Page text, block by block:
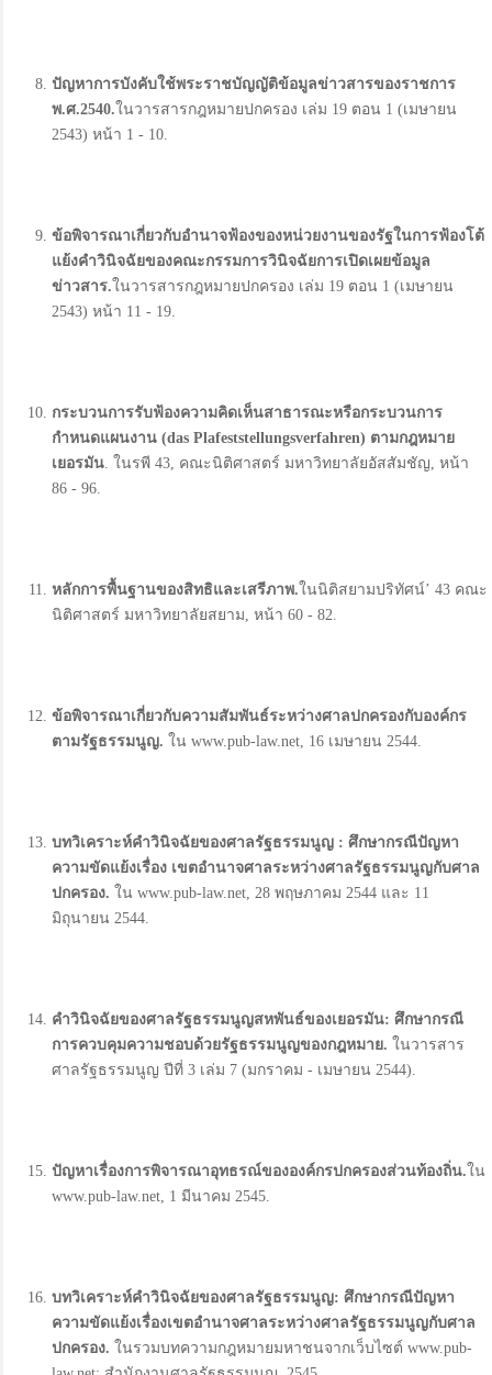
ปัญหาการบังคับใช้พระราชบัญญัติข้อมูลข่าวสารของราชการ
พ.ศ.2540.ในวารสารกฎหมายปกครอง เล่ม 19 ตอน 1 (เมษายน
2543) หน้า 1 - 10.
ข้อพิจารณาเกี่ยวกับอำนาจฟ้องของหน่วยงานของรัฐในการฟ้องโต้
แย้งคำวินิจฉัยของคณะกรรมการวินิจฉัยการเปิดเผยข้อมูล
ข่าวสาร.ในวารสารกฎหมายปกครอง เล่ม 19 ตอน 1 (เมษายน
2543) หน้า 11 - 19.
กระบวนการรับฟ้องความคิดเห็นสาธารณะหรือกระบวนการ
กำหนดแผนงาน (das Plafeststellungsverfahren) ตามกฎหมาย
เยอรมัน. ในรพี 43, คณะนิติศาสตร์ มหาวิทยาลัยอัสสัมชัญ, หน้า
86 - 96.
หลักการพื้นฐานของสิทธิและเสรีภาพ.ในนิติสยามปริทัศน์’ 43 คณะ
นิติศาสตร์ มหาวิทยาลัยสยาม, หน้า 60 - 82.
ข้อพิจารณาเกี่ยวกับความสัมพันธ์ระหว่างศาลปกครองกับองค์กร
ตามรัฐธรรมนูญ. ใน www.pub-law.net, 16 เมษายน 2544.
บทวิเคราะห์คำวินิจฉัยของศาลรัฐธรรมนูญ : ศึกษากรณีปัญหา
ความขัดแย้งเรื่อง เขตอำนาจศาลระหว่างศาลรัฐธรรมนูญกับศาล
ปกครอง. ใน www.pub-law.net, 28 พฤษภาคม 2544 และ 11
มิถุนายน 2544.
คำวินิจฉัยของศาลรัฐธรรมนูญสหพันธ์ของเยอรมัน: ศึกษากรณี
การควบคุมความชอบด้วยรัฐธรรมนูญของกฎหมาย. ในวารสาร
ศาลรัฐธรรมนูญ ปีที่ 3 เล่ม 7 (มกราคม - เมษายน 2544).
ปัญหาเรื่องการพิจารณาอุทธรณ์ขององค์กรปกครองส่วนท้องถิ่น.ใน
www.pub-law.net, 1 มีนาคม 2545.
บทวิเคราะห์คำวินิจฉัยของศาลรัฐธรรมนูญ: ศึกษากรณีปัญหา
ความขัดแย้งเรื่องเขตอำนาจศาลระหว่างศาลรัฐธรรมนูญกับศาล
ปกครอง. ในรวมบทความกฎหมายมหาชนจากเว็บไซต์ www.pub-